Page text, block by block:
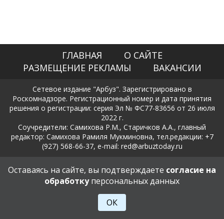
ГЛАВНАЯ
О САЙТЕ
РАЗМЕЩЕНИЕ РЕКЛАМЫ
ВАКАНСИИ
Сетевое издание "Арбуз". Зарегистрировано в
Роскомнадзоре. Регистрационный номер и дата принятия
решения о регистрации: серия Эл № ФС77-83656 от 26 июля
2022 г.
Соучредители: Самихова Р.М., Старичков А.А., главный
редактор: Самихова Рамиля Мукминовна, тел.редакции: +7
(927) 568-66-37, e-mail: red@arbuztoday.ru
Политика в отношении обработки и защиты персональных
данных
18+
Оставаясь на сайте, вы подтверждаете согласие на
обработкуперсональных данных
ОК